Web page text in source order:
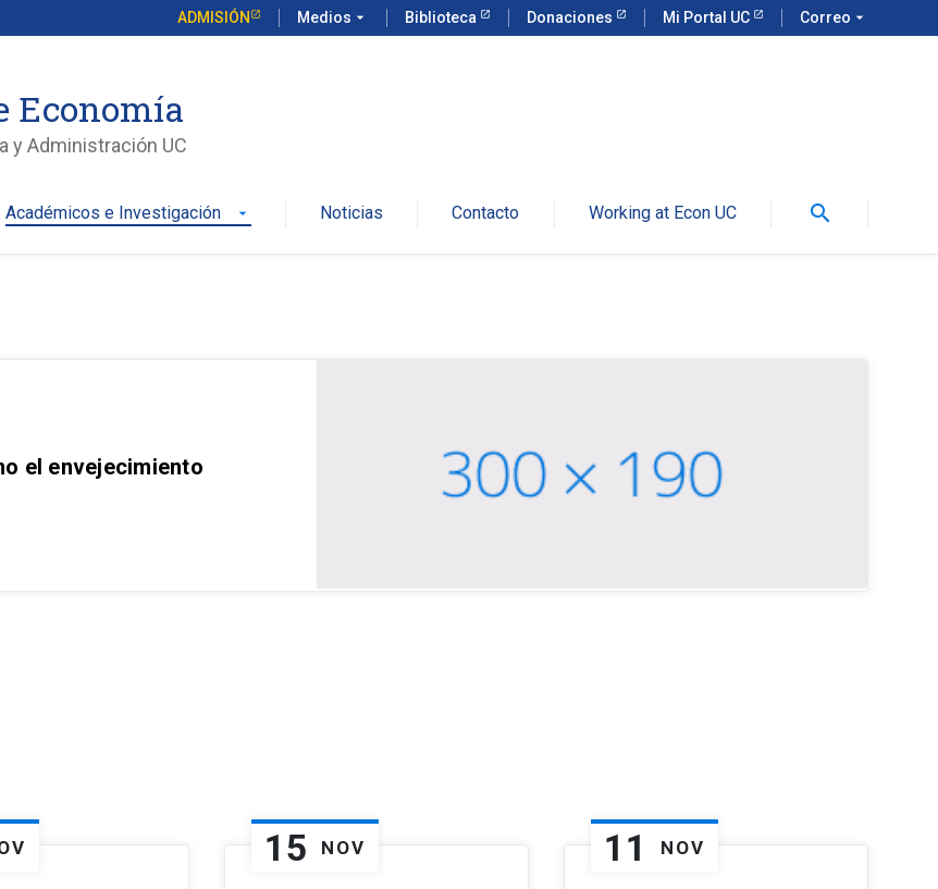
ADMISIÓN Medios arrow_drop_down Biblioteca Donaciones Mi Portal UC Correo arrow_drop_down
Economía
y Administración UC
Académicos e Investigación arrow_drop_down Noticias Contacto Working at Econ UC search
el envejecimiento
15 NOV 11 NOV